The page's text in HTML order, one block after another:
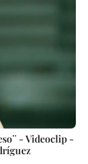
- Videoclip -